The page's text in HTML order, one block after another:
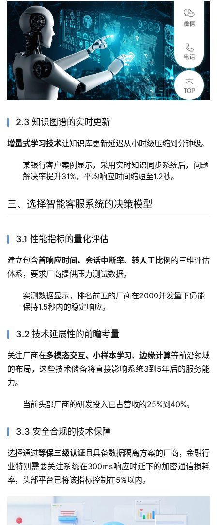
2.3 知识图谱的实时更新
增量式学习技术让知识库更新延迟从小时级压缩到分钟级。
某银行客户案例显示，采用实时知识同步系统后，问题
解决率提升31%，平均响应时间缩短至1.2秒。
三、选择智能客服系统的决策模型
3.1 性能指标的量化评估
建立包含首响应时间、会话中断率、转人工比例 的三维评估
体系，要求厂商提供压力测试数据。
实测数据显示，排名前五的厂商在2000并发量下仍能
保持1.5秒内的稳定响应。
3.2 技术延展性的前瞻考量
关注厂商在多模态交互、小样本学习、边缘计算等前沿领域
的布局，这些技术储备将直接影响系统3到5年后的服务能
力。
当前头部厂商的研发投入已占营收的25%到40%。
3.3 安全合规的技术保障
选择通过等保三级认证且具备数据隔离方案的厂商，金融行
业特别需要关注系统在300ms响应时延下的加密通信损耗
率，头部平台已将该指标控制在5%以内。